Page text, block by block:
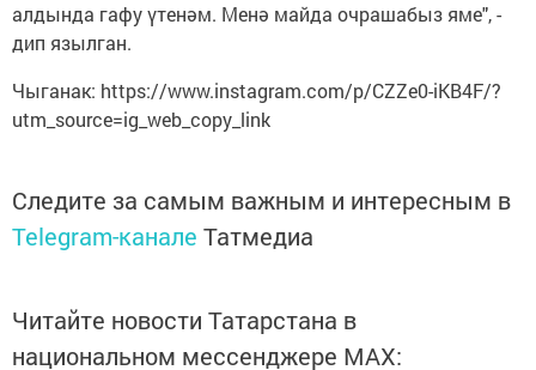
алдында гафу үтенәм. Менә майда очрашабыз яме", -
дип язылган.
Чыганак: https://www.instagram.com/p/CZZe0-iKB4F/?
utm_source=ig_web_copy_link
Следите за самым важным и интересным в
Telegram-канале Татмедиа
Читайте новости Татарстана в
национальном мессенджере MАХ: